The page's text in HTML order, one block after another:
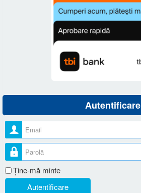
Autentificare
Nume utilizator
Parolă
Ţine-mă minte
Autentificare